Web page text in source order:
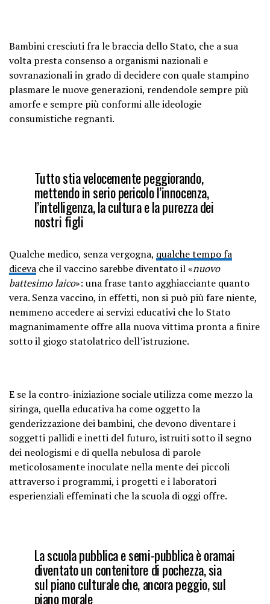
Bambini cresciuti fra le braccia dello Stato, che a sua
volta presta consenso a organismi nazionali e
sovranazionali in grado di decidere con quale stampino
plasmare le nuove generazioni, rendendole sempre più
amorfe e sempre più conformi alle ideologie
consumistiche regnanti.
Tutto stia velocemente peggiorando,
mettendo in serio pericolo l’innocenza,
l’intelligenza, la cultura e la purezza dei
nostri figli
Qualche medico, senza vergogna, qualche tempo fa
diceva che il vaccino sarebbe diventato il «nuovo
battesimo laico»: una frase tanto agghiacciante quanto
vera. Senza vaccino, in effetti, non si può più fare niente,
nemmeno accedere ai servizi educativi che lo Stato
magnanimamente offre alla nuova vittima pronta a finire
sotto il giogo statolatrico dell’istruzione.
E se la contro-iniziazione sociale utilizza come mezzo la
siringa, quella educativa ha come oggetto la
genderizzazione dei bambini, che devono diventare i
soggetti pallidi e inetti del futuro, istruiti sotto il segno
dei neologismi e di quella nebulosa di parole
meticolosamente inoculate nella mente dei piccoli
attraverso i programmi, i progetti e i laboratori
esperienziali effeminati che la scuola di oggi offre.
La scuola pubblica e semi-pubblica è oramai
diventato un contenitore di pochezza, sia
sul piano culturale che, ancora peggio, sul
piano morale